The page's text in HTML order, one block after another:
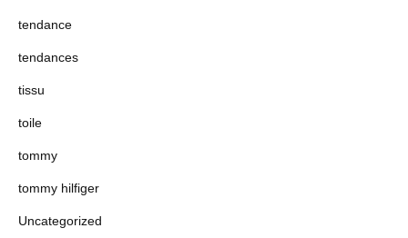
tendance
tendances
tissu
toile
tommy
tommy hilfiger
Uncategorized